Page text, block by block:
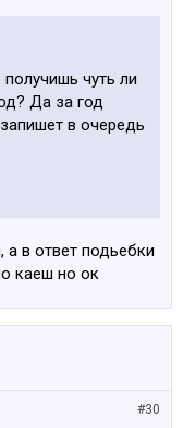
чуть ли
Да за год
в очередь
в ответ подьебки
каеш но ок
#30